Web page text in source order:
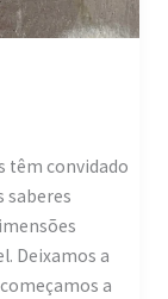
têm convidado
saberes
Deixamos a
a